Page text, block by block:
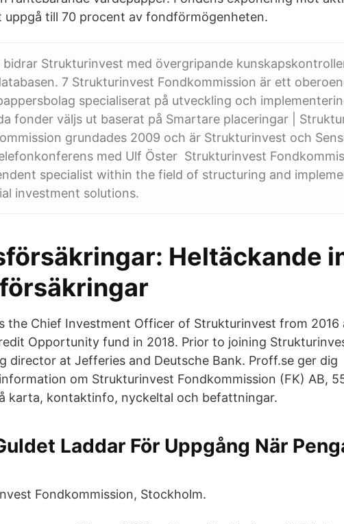
uppgå till 70 procent av fondförmögenheten.
bidrar Strukturinvest med övergripande
7 Strukturinvest Fondkommission är ett
specialiserat på utveckling och
fonder väljs ut baserat på Smartare placeringar |
grundades 2009 och är Strukturinvest och
med Ulf Öster Strukturinvest
specialist within the field of structuring and
investment solutions.
Heltäckande
the Chief Investment Officer of Strukturinvest from 2016
Opportunity fund in 2018. Prior to joining
director at Jefferies and Deutsche Bank. Proff.se ger dig
om Strukturinvest Fondkommission (FK) AB,
karta, kontaktinfo, nyckeltal och befattningar.
Laddar För Uppgång När
Fondkommission, Stockholm.